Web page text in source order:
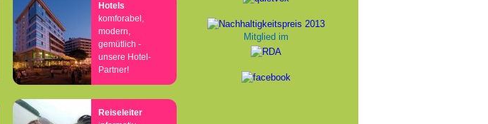
Hotels
komforabel,
modern,
gemütlich -
unsere Hotel-
Partner!
Reiseleiter
Mitglied im